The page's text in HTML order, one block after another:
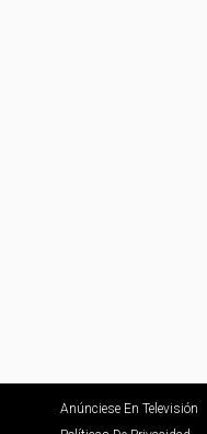
Anúnciese En Televisión